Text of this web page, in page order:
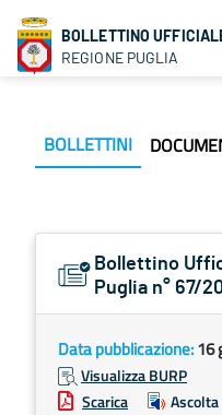
BOLLETTINO
REGIONE PUGLIA
BOLLETTINI
Bollettino
Puglia n° 67/
Data pubblicazione:16
Visualizza BURP
Scarica
Ascolta